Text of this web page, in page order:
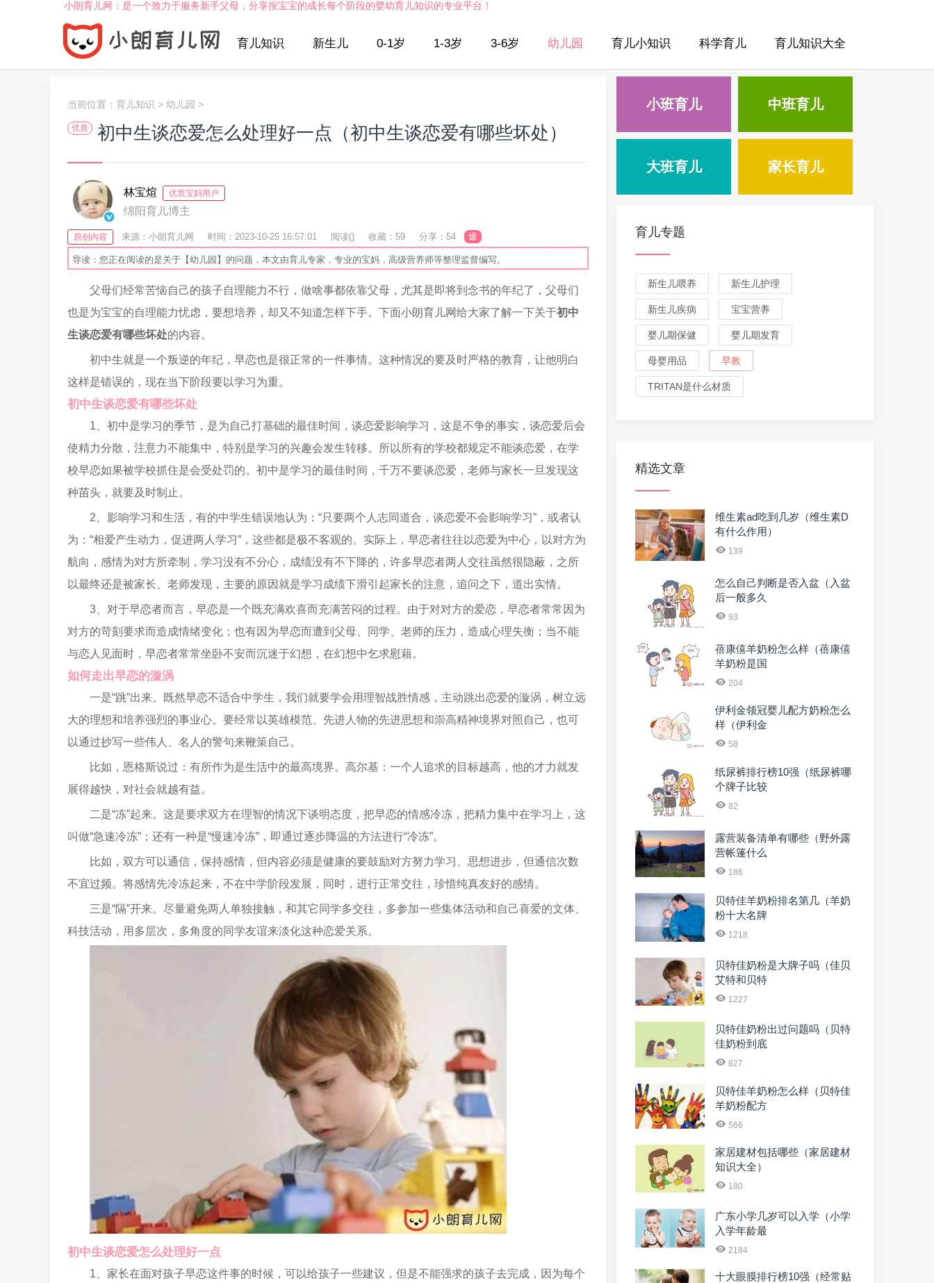
小朗育儿网：是一个致力于服务新手父母，分享按宝宝的成长每个阶段的婴幼育儿知识的专业平台！
育儿知识 新生儿 0-1岁 1-3岁 3-6岁 幼儿园 育儿小知识 科学育儿 育儿知识大全
当前位置： 育儿知识 > 幼儿园 >
优质 初中生谈恋爱怎么处理好一点（初中生谈恋爱有哪些坏处）
林宝煊 优质宝妈用户
绵阳育儿博主
原创内容 来源：小朗育儿网 时间：2023-10-25 16:57:01 阅读() 收藏：59 分享：54 爆
导读：您正在阅读的是关于【幼儿园】的问题，本文由育儿专家，专业的宝妈，高级营养师等整理监督编写。
父母们经常苦恼自己的孩子自理能力不行，做啥事都依靠父母，尤其是即将到念书的年纪了，父母们
也是为宝宝的自理能力忧虑，要想培养，却又不知道怎样下手。下面小朗育儿网给大家了解一下关于初中
生谈恋爱有哪些坏处的内容。
初中生就是一个叛逆的年纪，早恋也是很正常的一件事情。这种情况的要及时严格的教育，让他明白
这样是错误的，现在当下阶段要以学习为重。
初中生谈恋爱有哪些坏处
1、初中是学习的季节，是为自己打基础的最佳时间，谈恋爱影响学习，这是不争的事实，谈恋爱后会
使精力分散，注意力不能集中，特别是学习的兴趣会发生转移。所以所有的学校都规定不能谈恋爱，在学
校早恋如果被学校抓住是会受处罚的。初中是学习的最佳时间，千万不要谈恋爱，老师与家长一旦发现这
种苗头，就要及时制止。
2、影响学习和生活，有的中学生错误地认为：“只要两个人志同道合，谈恋爱不会影响学习”，或者认
为：“相爱产生动力，促进两人学习”，这些都是极不客观的。实际上，早恋者往往以恋爱为中心，以对方为
航向，感情为对方所牵制，学习没有不分心，成绩没有不下降的，许多早恋者两人交往虽然很隐蔽，之所
以最终还是被家长、老师发现，主要的原因就是学习成绩下滑引起家长的注意，追问之下，道出实情。
3、对于早恋者而言，早恋是一个既充满欢喜而充满苦闷的过程。由于对对方的爱恋，早恋者常常因为
对方的苛刻要求而造成情绪变化；也有因为早恋而遭到父母、同学、老师的压力，造成心理失衡；当不能
与恋人见面时，早恋者常常坐卧不安而沉迷于幻想，在幻想中乞求慰藉。
如何走出早恋的漩涡
一是“跳”出来。既然早恋不适合中学生，我们就要学会用理智战胜情感，主动跳出恋爱的漩涡，树立远
大的理想和培养强烈的事业心。要经常以英雄模范、先进人物的先进思想和崇高精神境界对照自己，也可
以通过抄写一些伟人、名人的警句来鞭策自己。
比如，恩格斯说过：有所作为是生活中的最高境界。高尔基：一个人追求的目标越高，他的才力就发
展得越快，对社会就越有益。
二是“冻”起来。这是要求双方在理智的情况下谈明态度，把早恋的情感冷冻，把精力集中在学习上，这
叫做“急速冷冻”；还有一种是“慢速冷冻”，即通过逐步降温的方法进行“冷冻”。
比如，双方可以通信，保持感情，但内容必须是健康的要鼓励对方努力学习、思想进步，但通信次数
不宜过频。将感情先冷冻起来，不在中学阶段发展，同时，进行正常交往，珍惜纯真友好的感情。
三是“隔”开来。尽量避免两人单独接触，和其它同学多交往，多参加一些集体活动和自己喜爱的文体、
科技活动，用多层次，多角度的同学友谊来淡化这种恋爱关系。
初中生谈恋爱怎么处理好一点
1、家长在面对孩子早恋这件事的时候，可以给孩子一些建议，但是不能强求的孩子去完成，因为每个
小班育儿 中班育儿
大班育儿 家长育儿
育儿专题
新生儿喂养 新生儿护理
新生儿疾病 宝宝营养
婴儿期保健 婴儿期发育
母婴用品 早教
TRITAN是什么材质
精选文章
维生素ad吃到几岁（维生素D
有什么作用）
139
怎么自己判断是否入盆（入盆
后一般多久
93
蓓康僖羊奶粉怎么样（蓓康僖
羊奶粉是国
204
伊利金领冠婴儿配方奶粉怎么
样（伊利金
58
纸尿裤排行榜10强（纸尿裤哪
个牌子比较
82
露营装备清单有哪些（野外露
营帐篷什么
186
贝特佳羊奶粉排名第几（羊奶
粉十大名牌
1218
贝特佳奶粉是大牌子吗（佳贝
艾特和贝特
1227
贝特佳奶粉出过问题吗（贝特
佳奶粉到底
827
贝特佳羊奶粉怎么样（贝特佳
羊奶粉配方
566
家居建材包括哪些（家居建材
知识大全）
180
广东小学几岁可以入学（小学
入学年龄最
2184
十大眼膜排行榜10强（经常贴